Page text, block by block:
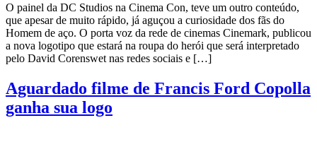
O painel da DC Studios na Cinema Con, teve um outro conteúdo,
que apesar de muito rápido, já aguçou a curiosidade dos fãs do
Homem de aço. O porta voz da rede de cinemas Cinemark, publicou
a nova logotipo que estará na roupa do herói que será interpretado
pelo David Corenswet nas redes sociais e […]
Aguardado filme de Francis Ford Copolla
ganha sua logo